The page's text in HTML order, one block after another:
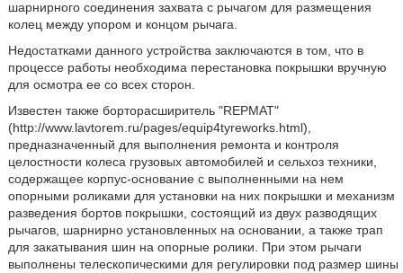
шарнирного соединения захвата с рычагом для размещения
колец между упором и концом рычага.
Недостатками данного устройства заключаются в том, что в
процессе работы необходима перестановка покрышки вручную
для осмотра ее со всех сторон.
Известен также борторасширитель "REPMAT"
(http://www.lavtorem.ru/pages/equip4tyreworks.html),
предназначенный для выполнения ремонта и контроля
целостности колеса грузовых автомобилей и сельхоз техники,
содержащее корпус-основание с выполненными на нем
опорными роликами для установки на них покрышки и механизм
разведения бортов покрышки, состоящий из двух разводящих
рычагов, шарнирно установленных на основании, а также трап
для закатывания шин на опорные ролики. При этом рычаги
выполнены телескопическими для регулировки под размер шины